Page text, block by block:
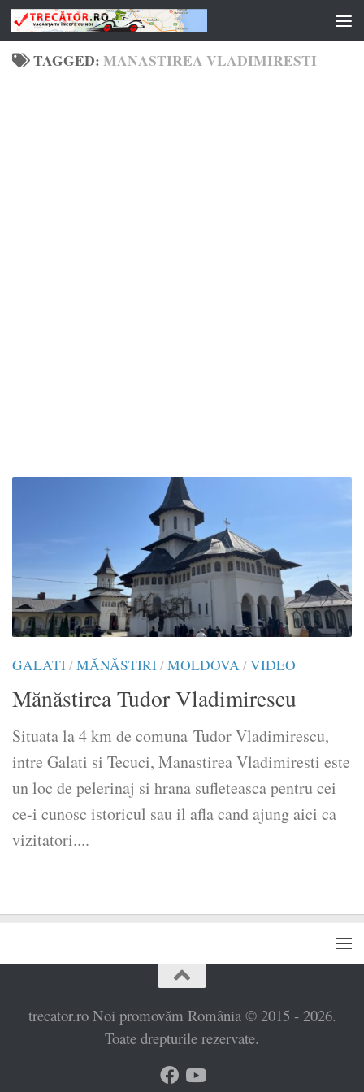
Skip to content
TAGGED:MANASTIREA VLADIMIRESTI
GALATI/MĂNĂSTIRI/MOLDOVA/VIDEO
Mănăstirea Tudor Vladimirescu
Situata la 4 km de comuna Tudor Vladimirescu,
intre Galati si Tecuci, Manastirea Vladimiresti este
un loc de pelerinaj si hrana sufleteasca pentru cei
ce-i cunosc istoricul sau il afla cand ajung aici ca
vizitatori....
trecator.ro Noi promovăm România © 2015 - 2026.
Toate drepturile rezervate.